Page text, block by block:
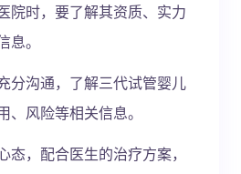
院时，要了解其资质、实力
息。
分沟通，了解三代试管婴儿
、风险等相关信息。
态，配合医生的治疗方案，